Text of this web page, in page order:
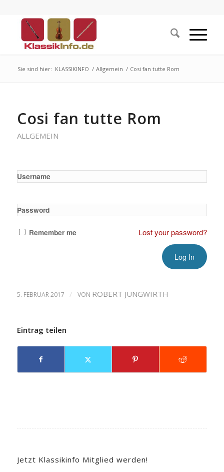
Sie sind hier: KLASSIKINFO / Allgemein / Cosi fan tutte Rom
Cosi fan tutte Rom
ALLGEMEIN
Username
Password
Remember me Lost your password?
5. FEBRUAR 2017 / VON ROBERT JUNGWIRTH
Eintrag teilen
Jetzt Klassikinfo Mitglied werden!